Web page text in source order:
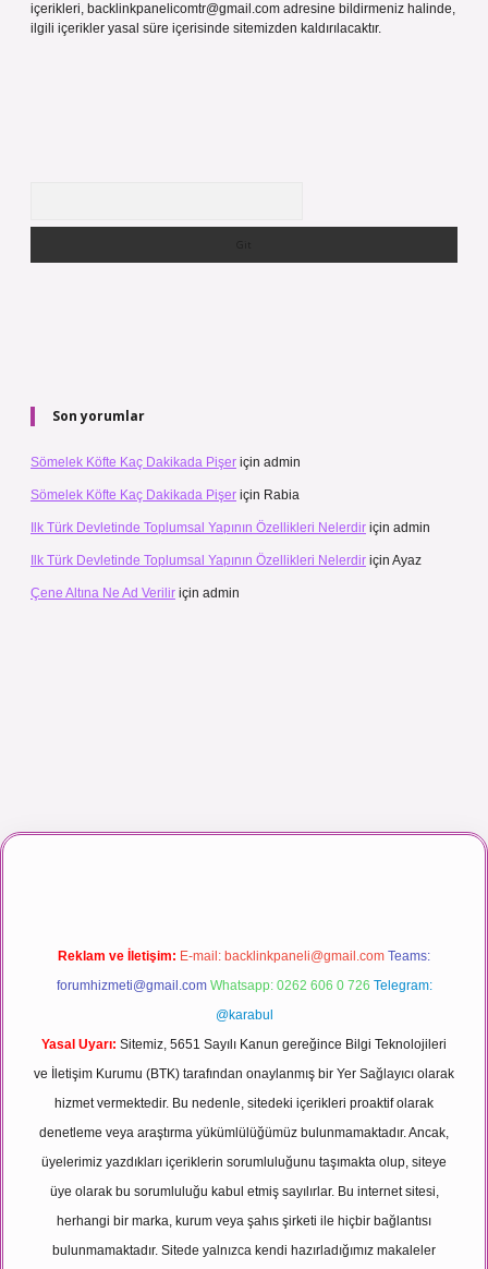
içerikleri, backlinkpanelicomtr@gmail.com adresine bildirmeniz halinde,
ilgili içerikler yasal süre içerisinde sitemizden kaldırılacaktır.
Son yorumlar
Sömelek Köfte Kaç Dakikada Pişer için admin
Sömelek Köfte Kaç Dakikada Pişer için Rabia
Ilk Türk Devletinde Toplumsal Yapının Özellikleri Nelerdir için admin
Ilk Türk Devletinde Toplumsal Yapının Özellikleri Nelerdir için Ayaz
Çene Altına Ne Ad Verilir için admin
izle
Reklam ve İletişim: E-mail: backlinkpaneli@gmail.com Teams:
forumhizmeti@gmail.com Whatsapp: 0262 606 0 726 Telegram:
@karabul
Yasal Uyarı: Sitemiz, 5651 Sayılı Kanun gereğince Bilgi Teknolojileri
ve İletişim Kurumu (BTK) tarafından onaylanmış bir Yer Sağlayıcı olarak
hizmet vermektedir. Bu nedenle, sitedeki içerikleri proaktif olarak
denetleme veya araştırma yükümlülüğümüz bulunmamaktadır. Ancak,
üyelerimiz yazdıkları içeriklerin sorumluluğunu taşımakta olup, siteye
üye olarak bu sorumluluğu kabul etmiş sayılırlar. Bu internet sitesi,
herhangi bir marka, kurum veya şahıs şirketi ile hiçbir bağlantısı
bulunmamaktadır. Sitede yalnızca kendi hazırladığımız makaleler